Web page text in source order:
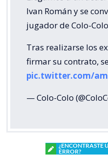
Ivan Román y se
jugador de Colo-
Tras realizarse los
firmar su contrato,
pic.twitter.com/
— Colo-Colo
¿ENCONTRASTE
ERROR?